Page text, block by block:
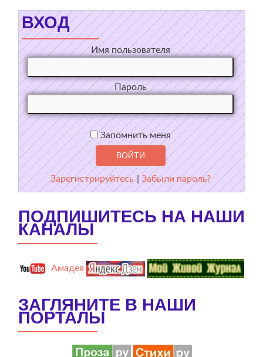
ВХОД
Имя пользователя
Пароль
Запомнить меня
Зарегистрируйтесь |Забыли пароль?
ПОДПИШИТЕСЬ НА НАШИ
КАНАЛЫ
Амадея
ЗАГЛЯНИТЕ В НАШИ
ПОРТАЛЫ